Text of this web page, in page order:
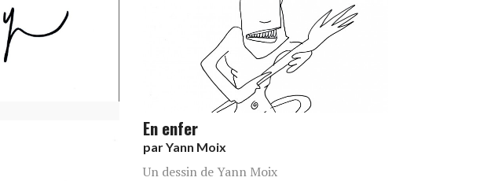
En enfer
parYann Moix
Un dessin de Yann Moix